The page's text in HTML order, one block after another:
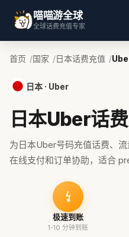
喵喵游全球
全球话费充值专家
首页 国家 日本话费充值
日本 · Uber
日本Uber话
为日本Uber号码充值话费、流
在线支付和订单协助，适合
极速到账
1-10 分钟到账